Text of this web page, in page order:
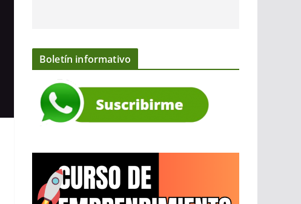
Boletín informativo